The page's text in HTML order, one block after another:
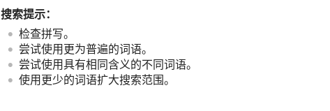
搜索提示：
检查拼写。
尝试使用更为普遍的词语。
尝试使用具有相同含义的不同词语。
使用更少的词语扩大搜索范围。